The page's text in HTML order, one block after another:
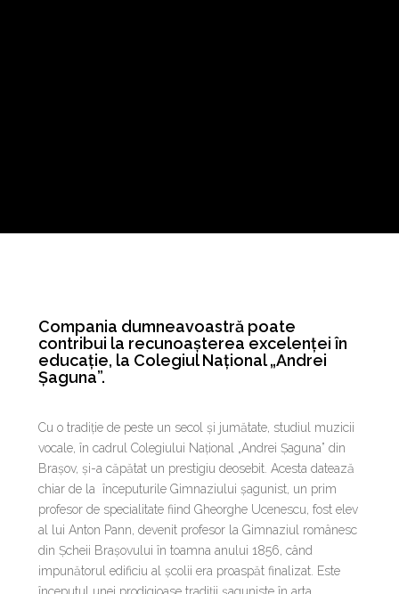
Compania dumneavoastră poate
contribui la recunoașterea excelenței în
educație, la Colegiul Național „Andrei
Șaguna”.
Cu o tradiție de peste un secol și jumătate, studiul muzicii
vocale, în cadrul Colegiului Național „Andrei Șaguna” din
Brașov, și-a căpătat un prestigiu deosebit. Acesta datează
chiar de la începuturile Gimnaziului șagunist, un prim
profesor de specialitate fiind Gheorghe Ucenescu, fost elev
al lui Anton Pann, devenit profesor la Gimnaziul românesc
din Șcheii Brașovului în toamna anului 1856, când
impunătorul edificiu al școlii era proaspăt finalizat. Este